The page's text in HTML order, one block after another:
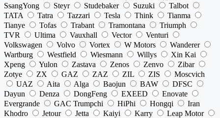
SsangYong
Steyr Studebaker Suzuki
Talbot
TATA
Tatra Tazzari Tesla Think
Tianma
Tianye
Tofas Trabant Tramontana
Triumph
TVR
Ultima Vauxhall Vector
Venturi
Volkswagen
Volvo Vortex W Motors
Wanderer
Wartburg
Westfield Wiesmann Willys
Xin Kai
Xpeng
Yulon Zastava Zenos Zenvo
Zibar
Zotye
ZX GAZ ZAZ ZIL ZIS
Moscvich
UAZ
Aita Alga Baojun BAW
DFSC
Dayun
Denza DongFeng EXEED
Enovate
Evergrande
GAC Trumpchi HiPhi Hongqi
Iran
Khodro
Jetour Jetta Kaiyi Karry
Leap Motor